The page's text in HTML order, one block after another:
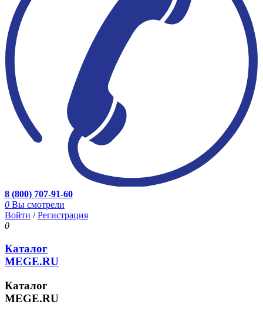
8 (800) 707-91-60
0 Вы смотрели
Войти /Регистрация
0
Каталог
MEGE.RU
Каталог
MEGE.RU